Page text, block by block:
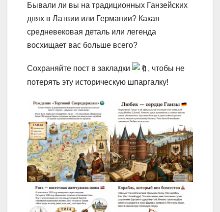
Бывали ли вы на традиционных Ганзейских
днях в Латвии или Германии? Какая
средневековая деталь или легенда
восхищает вас больше всего?
Сохраняйте пост в закладки
, чтобы не
потерять эту историческую шпаргалку!